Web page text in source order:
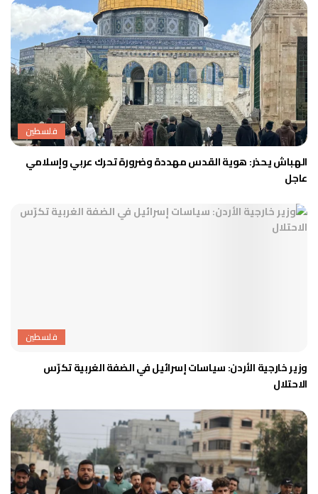
فلسطين
الهباش يحذر: هوية القدس مهددة وضرورة تحرك عربي وإسلامي
عاجل
فلسطين
وزير خارجية الأردن: سياسات إسرائيل في الضفة الغربية تكرّس
الاحتلال